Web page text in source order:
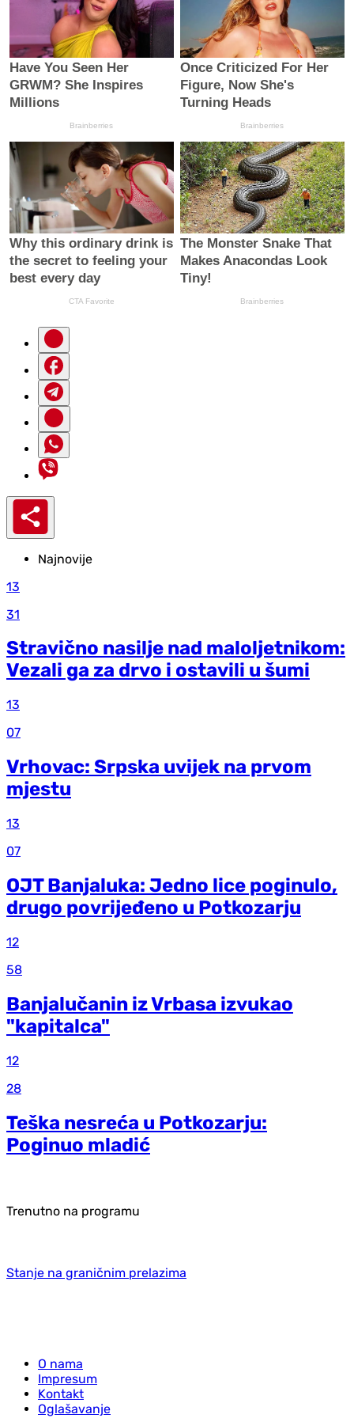
Najnovije
13
31
Stravično nasilje nad maloljetnikom:
Vezali ga za drvo i ostavili u šumi
13
07
Vrhovac: Srpska uvijek na prvom
mjestu
13
07
OJT Banjaluka: Jedno lice poginulo,
drugo povrijeđeno u Potkozarju
12
58
Banjalučanin iz Vrbasa izvukao
"kapitalca"
12
28
Teška nesreća u Potkozarju:
Poginuo mladić
Trenutno na programu
Stanje na graničnim prelazima
O nama
Impresum
Kontakt
Oglašavanje